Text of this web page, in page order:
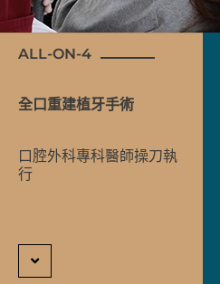
ALL-ON-4
全口重建植牙手術
口腔外科專科醫師操刀執
行